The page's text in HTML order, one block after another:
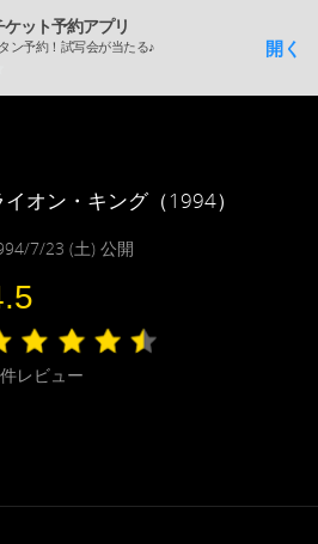
ケット予約アプリ
ン予約！試写会が当たる♪ 開く
イオン・キング（1994）
7/23 (土) 公開
件レビュー